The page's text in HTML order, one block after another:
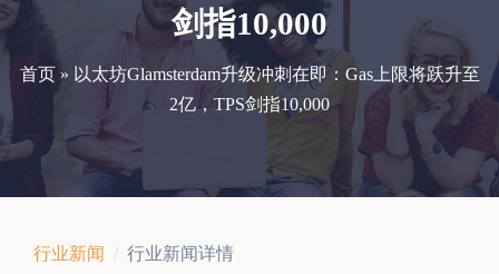
剑指10,000
首页 » 以太坊Glamsterdam升级冲刺在即：Gas上限将跃升至
2亿，TPS剑指10,000
行业新闻 行业新闻详情